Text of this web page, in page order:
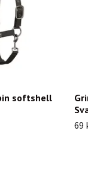
softshell
69